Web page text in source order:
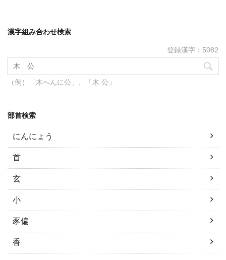
漢字組み合わせ検索
登録漢字：5082
（例）「木へんに公」、「木 公」
部首検索
にんにょう
首
玄
小
豕偏
香